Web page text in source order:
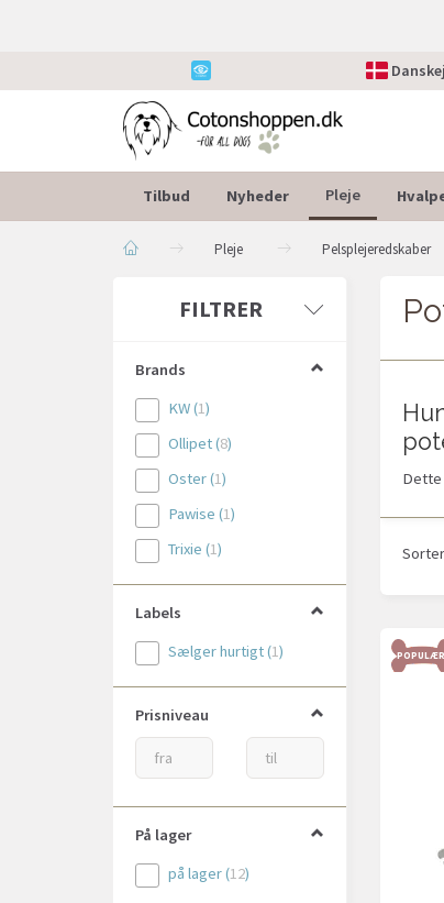
Tilbud Nyheder Pleje
Pleje Pelsplejeredskaber
FILTRER
Brands
KW(1)
Ollipet(8)
Oster(1)
Pawise (1)
Trixie (1)
Labels
Sælger hurtigt(1)
Prisniveau
På lager
på lager(12)
Dette
POPULÆR